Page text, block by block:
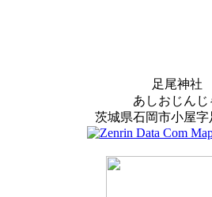
足尾神社
あしおじんじ
茨城県石岡市小屋字